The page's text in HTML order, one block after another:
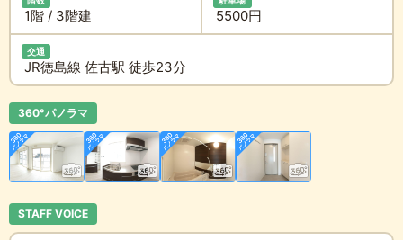
1階 / 3階建 5500円
交通
JR徳島線 佐古駅 徒歩23分
360°パノラマ
STAFF VOICE